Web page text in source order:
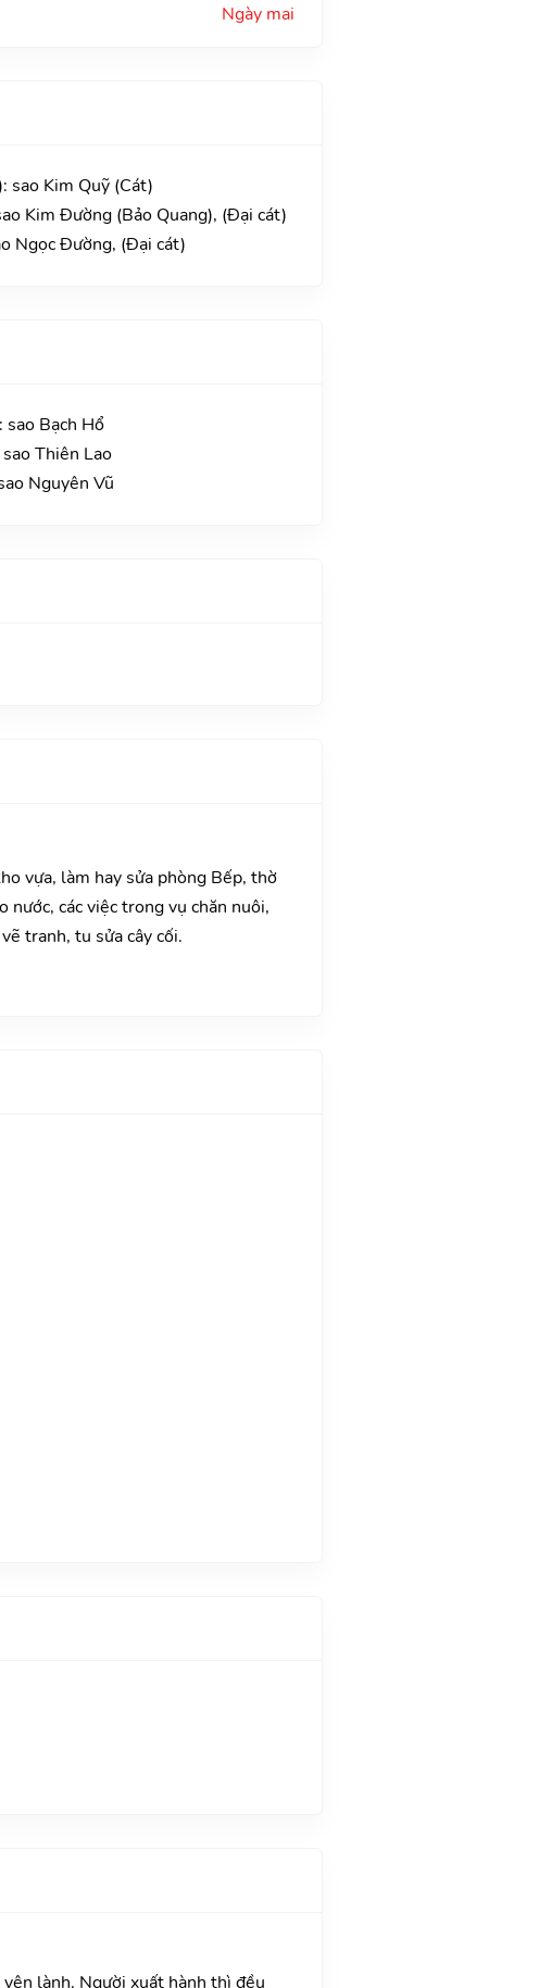
Ngày mai
sao Kim Quỹ (Cát)
Kim Đường (Bảo Quang), (Đại cát)
Ngọc Đường, (Đại cát)
Bạch Hổ
Thiên Lao
Nguyên Vũ
vựa, làm hay sửa phòng Bếp, thờ
các việc trong vụ chăn nuôi,
tranh, tu sửa cây cối.
lành. Người xuất hành thì đều